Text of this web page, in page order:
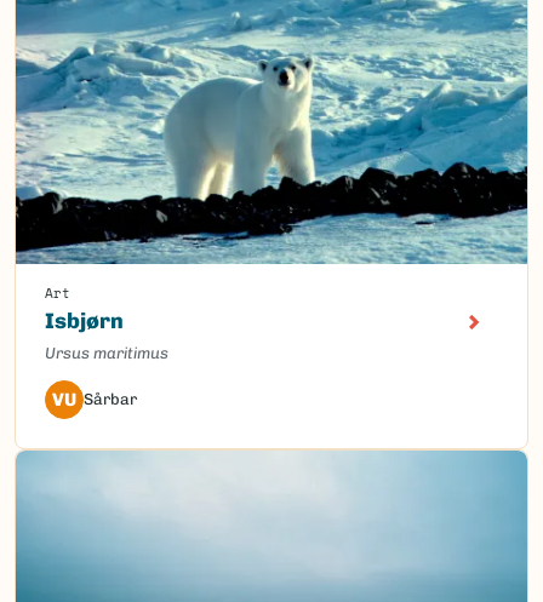
Art
Isbjørn
Ursus maritimus
VU Sårbar